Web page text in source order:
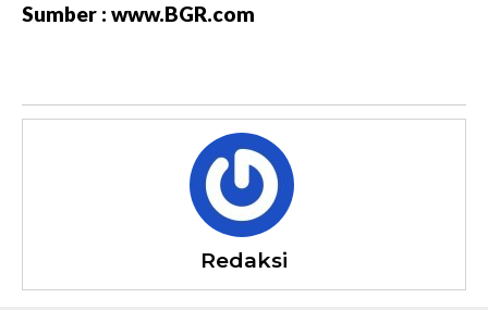
Sumber : www.BGR.com
Redaksi